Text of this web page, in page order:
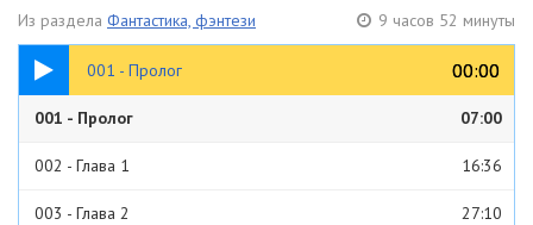
Из раздела Фантастика, фэнтези 9 часов 52 минуты
001 - Пролог 00:00
00:00
07:00
001 - Пролог 07:00
002 - Глава 1 16:36
003 - Глава 2 27:10